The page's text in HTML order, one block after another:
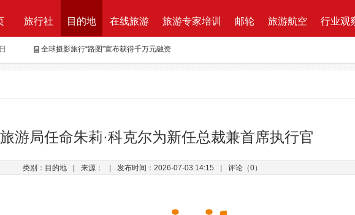
旅行社 目的地 在线旅游 旅游专家培训 邮轮 旅游航空 行业观
全球摄影旅行“路图”宣布获得千万元融资
Produktvermarktung Leistungsbeschreibung 招标说明
上上签获6000万B轮融资，千万产业基金助力旅游同业
游局任命朱莉·科克尔为新任总裁兼首席执行官
类别：目的地 来源： 发布时间：2026-07-03 14:15 评论（0）